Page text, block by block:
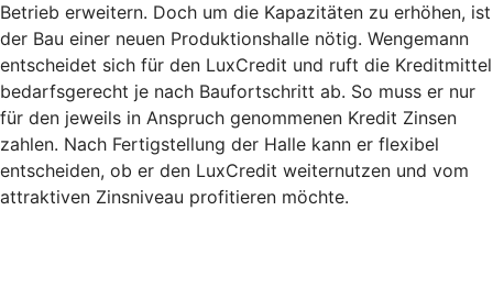
Betrieb erweitern. Doch um die Kapazitäten zu erhöhen, ist
der Bau einer neuen Produktionshalle nötig. Wengemann
entscheidet sich für den LuxCredit und ruft die Kreditmittel
bedarfsgerecht je nach Baufortschritt ab. So muss er nur
für den jeweils in Anspruch genommenen Kredit Zinsen
zahlen. Nach Fertigstellung der Halle kann er flexibel
entscheiden, ob er den LuxCredit weiternutzen und vom
attraktiven Zinsniveau profitieren möchte.